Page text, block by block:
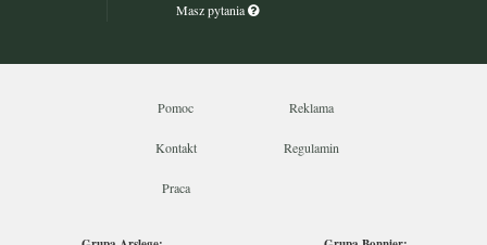
Masz pytania
Pomoc Reklama
Kontakt Regulamin
Praca